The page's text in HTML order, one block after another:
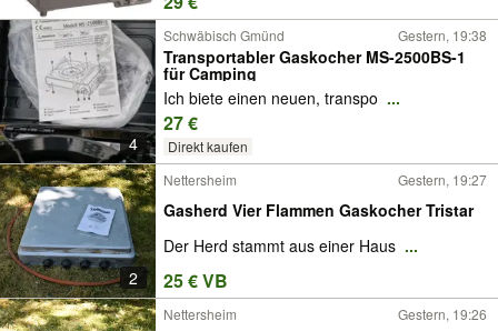
4
Schwäbisch Gmünd Gestern, 19:38
Transportabler Gaskocher MS-2500BS-1
für Camping
Ich biete einen neuen, transpo ...
27 €
Direkt kaufen
2
Nettersheim Gestern, 19:27
Gasherd Vier Flammen Gaskocher Tristar
Der Herd stammt aus einer Haus ...
25 € VB
Nettersheim Gestern, 19:26